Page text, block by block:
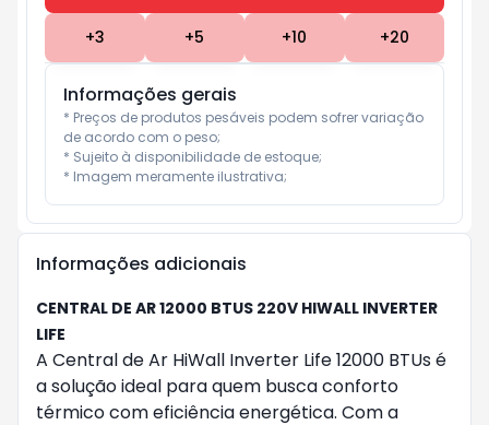
+3 +5 +10 +20
Informações gerais
* Preços de produtos pesáveis podem sofrer variação
de acordo com o peso;
* Sujeito à disponibilidade de estoque;
* Imagem meramente ilustrativa;
Informações adicionais
CENTRAL DE AR 12000 BTUS 220V HIWALL INVERTER
LIFE
A Central de Ar HiWall Inverter Life 12000 BTUs é
a solução ideal para quem busca conforto
térmico com eficiência energética. Com a